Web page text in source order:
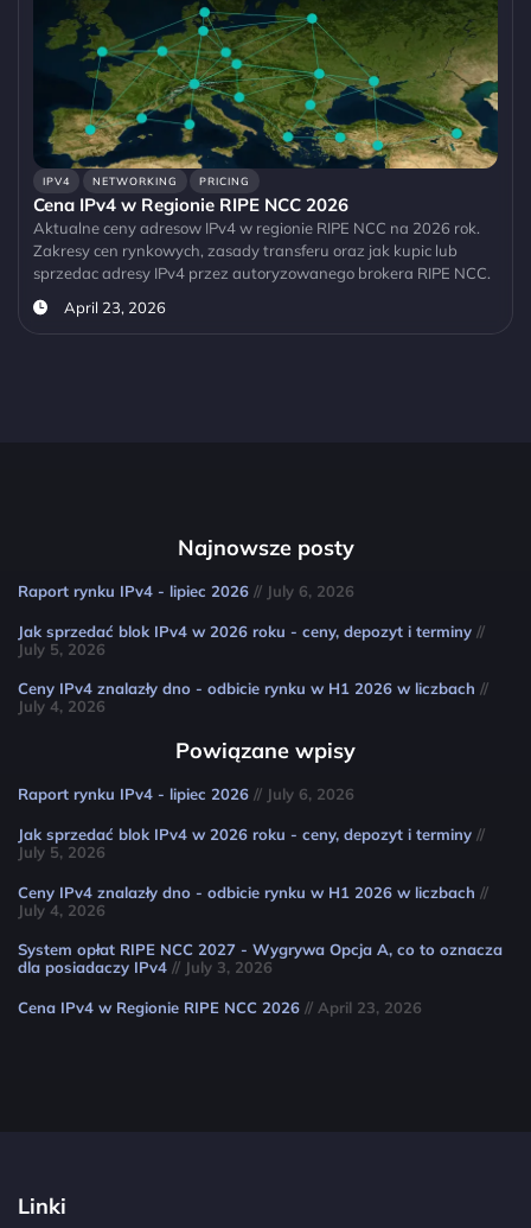
IPV4 NETWORKING PRICING
Cena IPv4 w Regionie RIPE NCC 2026
Aktualne ceny adresow IPv4 w regionie RIPE NCC na 2026 rok.
Zakresy cen rynkowych, zasady transferu oraz jak kupic lub
sprzedac adresy IPv4 przez autoryzowanego brokera RIPE NCC.
April 23, 2026
Najnowsze posty
Raport rynku IPv4 - lipiec 2026 // July 6, 2026
Jak sprzedać blok IPv4 w 2026 roku - ceny, depozyt i terminy //
July 5, 2026
Ceny IPv4 znalazły dno - odbicie rynku w H1 2026 w liczbach //
July 4, 2026
Powiązane wpisy
Raport rynku IPv4 - lipiec 2026 // July 6, 2026
Jak sprzedać blok IPv4 w 2026 roku - ceny, depozyt i terminy //
July 5, 2026
Ceny IPv4 znalazły dno - odbicie rynku w H1 2026 w liczbach //
July 4, 2026
System opłat RIPE NCC 2027 - Wygrywa Opcja A, co to oznacza
dla posiadaczy IPv4 // July 3, 2026
Cena IPv4 w Regionie RIPE NCC 2026 // April 23, 2026
Linki